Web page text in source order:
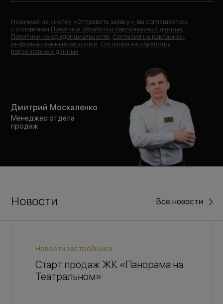
Нажимая на кнопку «Отправить заявку», вы соглашаетесь
с условиями Политики обработки персональных данных
Политики конфиденциальности Согласия на рекламно-
информационные рассылки Согласия на обработку
персональных данных
Дмитрий Москаленко
Менеджер отдела
продаж
Новости Все новости
Новости застройщика
Старт продаж ЖК «Панорама на
Театральном»